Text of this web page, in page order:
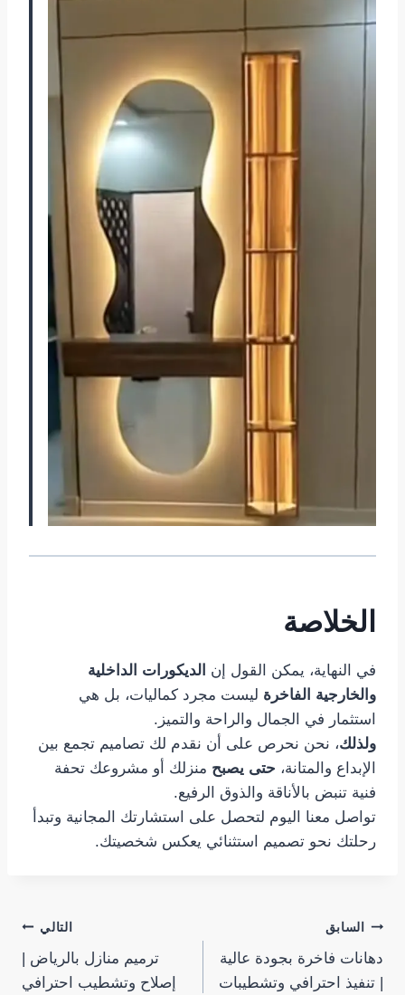
الخلاصة
في النهاية، يمكن القول إن الديكورات الداخلية
والخارجية الفاخرة ليست مجرد كماليات، بل هي
استثمار في الجمال والراحة والتميز.
ولذلك، نحن نحرص على أن نقدم لك تصاميم تجمع بين
الإبداع والمتانة، حتى يصبح منزلك أو مشروعك تحفة
فنية تنبض بالأناقة والذوق الرفيع.
تواصل معنا اليوم لتحصل على استشارتك المجانية وتبدأ
رحلتك نحو تصميم استثنائي يعكس شخصيتك.
تصفّح
المقالات
السابق
دهانات فاخرة بجودة عالية
| تنفيذ احترافي وتشطيبات
التالي
ترميم منازل بالرياض |
إصلاح وتشطيب احترافي